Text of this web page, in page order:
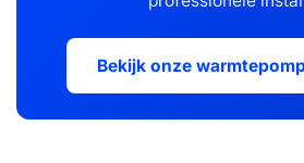
Bekijk onze